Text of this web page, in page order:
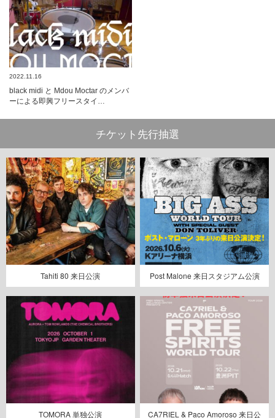
2022.11.16
black midi と Mdou Moctar のメンバ
ーによる即興フリースタイ…
チケット先行抽選
Tahiti 80 来日公演 Post Malone 来日スタジアム公演
TOMORA 単独公演 CA7RIEL & Paco Amoroso 来日公